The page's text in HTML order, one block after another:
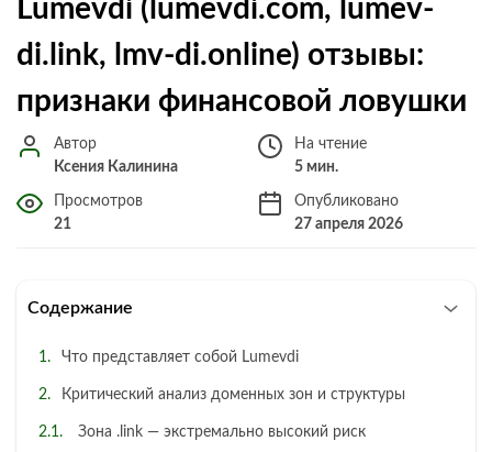
Lumevdi (lumevdi.com, lumev-
di.link, lmv-di.online) отзывы:
признаки финансовой ловушки
Автор
Ксения Калинина
На чтение
5 мин.
Просмотров
21
Опубликовано
27 апреля 2026
Содержание
Что представляет собой Lumevdi
Критический анализ доменных зон и структуры
Зона .link — экстремально высокий риск